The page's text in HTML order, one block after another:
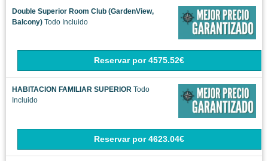
Double Superior Room Club (GardenView,
Balcony) Todo Incluido
Reservar por 4575.52€
HABITACION FAMILIAR SUPERIOR Todo
Incluido
Reservar por 4623.04€